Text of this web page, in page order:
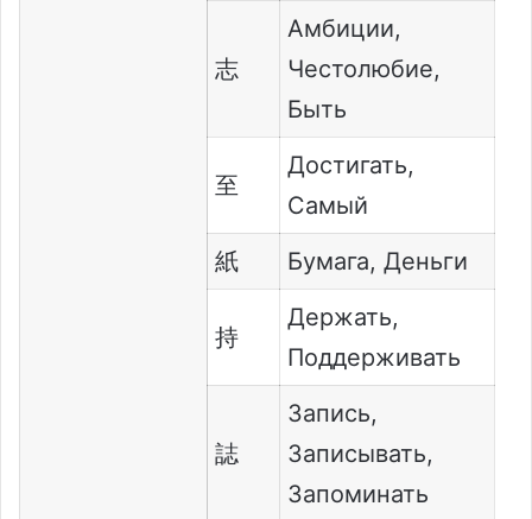
志
Амбиции,
Честолюбие,
Быть
至
Достигать,
Самый
紙
Бумага, Деньги
持
Держать,
Поддерживать
誌
Запись,
Записывать,
Запоминать